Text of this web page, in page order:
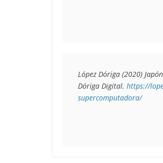
López Dóriga (2020)
Dóriga Digital. https://
supercomputadora/